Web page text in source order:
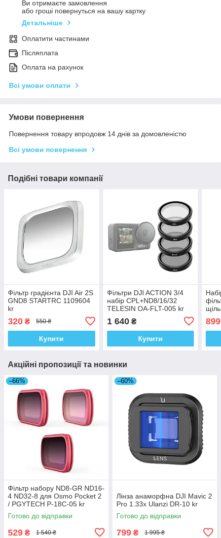
Ви отримаєте замовлення
або гроші повернуться на вашу картку
Детальніше
Оплатити частинами
Післяплата
Оплата на рахунок
Всі умови оплати
Умови повернення
Повернення товару впродовж 14 днів за домовленістю
Всі умови повернення
Подібні товари компанії
Фільтр градієнта DJI Air 2S
GND8 STARTRC 1109604
kr
320 ₴ 550 ₴
Купити
Фільтри DJI ACTION 3/4
набір CPL+ND8/16/32
TELESIN OA-FLT-005 kr
1 640₴
Купити
899
Акційні пропозиції та новинки
–66%
Фільтр набору ND8-GR ND16-
4 ND32-8 для Osmo Pocket 2
/ PGYTECH P-18C-05 kr
Готово до відправки
529 ₴ 1 540 ₴
–60%
Лінза анаморфна DJI Mavic 2
Pro 1.33x Ulanzi DR-10 kr
Готово до відправки
799 ₴ 1 995 ₴